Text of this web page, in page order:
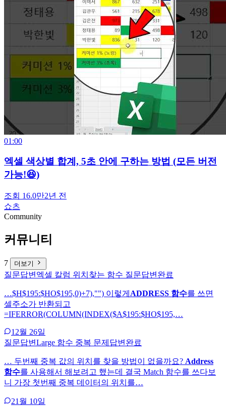
01:00
엑셀 색상별 합계, 5초 안에 구하는 방법 (모든 버전
가능!😆)
조회 16.0만2년 전
쇼츠
Community
커뮤니티
7 더보기
질문답변 엑셀 칼럼 위치찾는 함수 질문답변완료
…$H$195:$HO$195,0)+7),"") 이렇게 ADDRESS 함수를 쓰면
셀주소가 반환되고
=IFERROR(COLUMN(INDEX($A$195:$HO$195,…
1 2월 26일
질문답변Large 함수 중복 문제 답변완료
… 두번째 중복 값의 위치를 찾을 방법이 없을까요? Address
함수를 사용해서 해보려고 했는데 결국 Match 함수를 쓰다보
니 가장 첫번째 중복 데이터의 위치를…
21월 10일